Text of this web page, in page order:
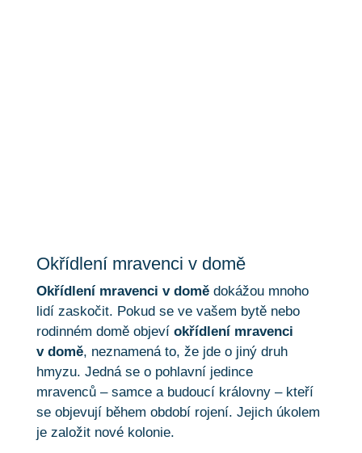
Okřídlení mravenci v domě
Okřídlení mravenci v domědokážou mnoho
lidí zaskočit. Pokud se ve vašem bytě nebo
rodinném domě objeví okřídlení mravenci
v domě, neznamená to, že jde o jiný druh
hmyzu. Jedná se o pohlavní jedince
mravenců – samce a budoucí královny – kteří
se objevují během období rojení. Jejich úkolem
je založit nové kolonie.